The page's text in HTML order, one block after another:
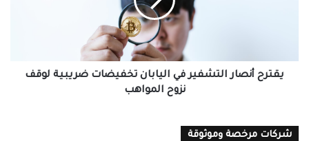
نزوح
المواهب
يقترح أنصار التشفير في اليابان تخفيضات ضريبية لوقف
نزوح المواهب
شركات مرخصة وموثوقة